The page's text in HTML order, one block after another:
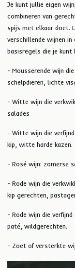
Je kunt jullie eigen
combineren van
spijs met elkaar doet.
verschillende wijnen
basisregels die je kunt
- Mousserende wijn
schelpdieren, lichte
- Witte wijn die
salades
- Witte wijn die
kip, witte harde kazen.
- Rosé wijn: zomerse
- Rode wijn die
kip gerechten,
- Rode wijn die
paté, wildgerechten.
- Zoet of versterkte